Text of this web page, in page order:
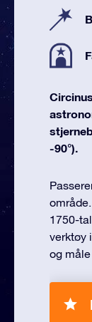
-90°).
1750-
verktøy
og